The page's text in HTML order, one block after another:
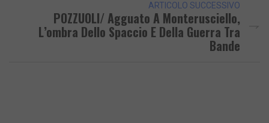
ARTICOLO SUCCESSIVO
POZZUOLI/ Agguato A Monterusciello,
L’ombra Dello Spaccio E Della Guerra Tra
Bande